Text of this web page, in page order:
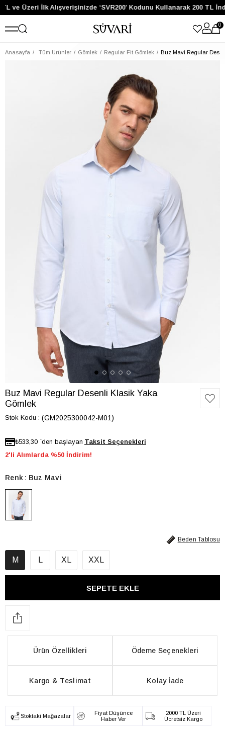
ve Üzeri İlk Alışverişinizde ‘SVR200’ Kodunu Kullanarak 200 TL
0
Anasayfa Tüm Ürünler Gömlek Regular Fit Gömlek Buz Mavi Regular
Buz Mavi Regular Desenli Klasik Yaka
Gömlek
Stok Kodu (GM2025300042-M01)
₺533,30 `den başlayan
2'li Alımlarda %50 İndirim!
Renk Buz Mavi
Beden Tablosu
M XL XXL
Ürün Özellikleri Ödeme Seçenekleri
Kargo & Teslimat Kolay İade
Stoktaki Mağazalar
Fiyat Düşünce
Haber Ver
2000 TL Üzeri
Ücretsiz Kargo